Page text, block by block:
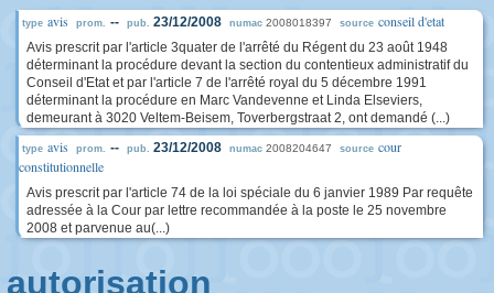
type avis prom. -- pub. 23/12/2008 numac 2008018397 source conseil d'etat
Avis prescrit par l'article 3quater de l'arrêté du Régent du 23 août 1948
déterminant la procédure devant la section du contentieux administratif du
Conseil d'Etat et par l'article 7 de l'arrêté royal du 5 décembre 1991
déterminant la procédure en Marc Vandevenne et Linda Elseviers,
demeurant à 3020 Veltem-Beisem, Toverbergstraat 2, ont demandé (...)
type avis prom. -- pub. 23/12/2008 numac 2008204647 source cour
constitutionnelle
Avis prescrit par l'article 74 de la loi spéciale du 6 janvier 1989 Par requête
adressée à la Cour par lettre recommandée à la poste le 25 novembre
2008 et parvenue au(...)
autorisation